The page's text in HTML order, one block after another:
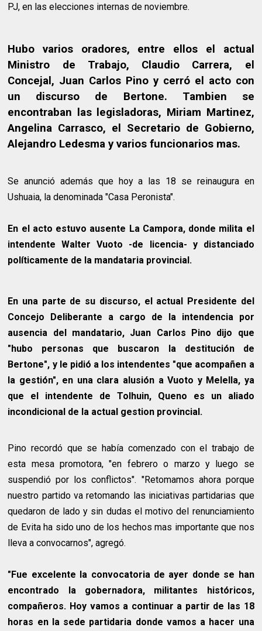
PJ, en las elecciones internas de noviembre.
Hubo varios oradores, entre ellos el actual
Ministro de Trabajo, Claudio Carrera, el
Concejal, Juan Carlos Pino y cerró el acto con
un discurso de Bertone. Tambien se
encontraban las legisladoras, Miriam Martinez,
Angelina Carrasco, el Secretario de Gobierno,
Alejandro Ledesma y varios funcionarios mas.
Se anunció además que hoy a las 18 se reinaugura en
Ushuaia, la denominada "Casa Peronista".
En el acto estuvo ausente La Campora, donde milita el
intendente Walter Vuoto -de licencia- y distanciado
políticamente de la mandataria provincial.
En una parte de su discurso, el actual Presidente del
Concejo Deliberante a cargo de la intendencia por
ausencia del mandatario, Juan Carlos Pino dijo que
"hubo personas que buscaron la destitución de
Bertone", y le pidió a los intendentes "que acompañen a
la gestión", en una clara alusión a Vuoto y Melella, ya
que el intendente de Tolhuin, Queno es un aliado
incondicional de la actual gestion provincial.
Pino recordó que se había comenzado con el trabajo de
esta mesa promotora, "en febrero o marzo y luego se
suspendió por los conflictos". "Retomamos ahora porque
nuestro partido va retomando las iniciativas partidarias que
quedaron de lado y sin dudas el motivo del renunciamiento
de Evita ha sido uno de los hechos mas importante que nos
lleva a convocarnos", agregó.
"Fue excelente la convocatoria de ayer donde se han
encontrado la gobernadora, militantes históricos,
compañeros. Hoy vamos a continuar a partir de las 18
horas en la sede partidaria donde vamos a hacer una